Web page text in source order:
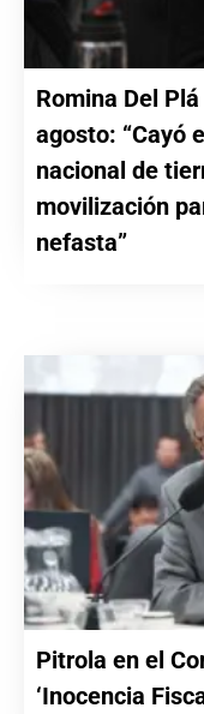
Romina Del
agosto: “Cayó
nacional de
movilización
nefasta”
Pitrola en el
‘Inocencia